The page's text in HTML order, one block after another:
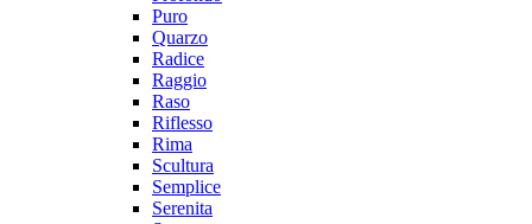
Puro
Quarzo
Radice
Raggio
Raso
Riflesso
Rima
Scultura
Semplice
Serenita